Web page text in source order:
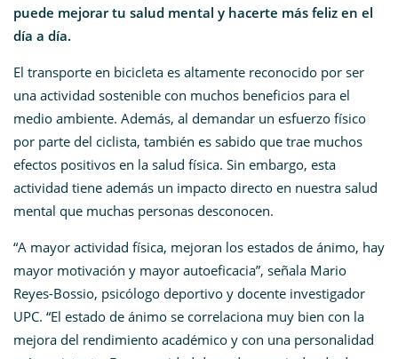
puede mejorar tu salud mental y hacerte más feliz en el
día a día.
El transporte en bicicleta es altamente reconocido por ser
una actividad sostenible con muchos beneficios para el
medio ambiente. Además, al demandar un esfuerzo físico
por parte del ciclista, también es sabido que trae muchos
efectos positivos en la salud física. Sin embargo, esta
actividad tiene además un impacto directo en nuestra salud
mental que muchas personas desconocen.
“A mayor actividad física, mejoran los estados de ánimo, hay
mayor motivación y mayor autoeficacia”, señala Mario
Reyes-Bossio, psicólogo deportivo y docente investigador
UPC. “El estado de ánimo se correlaciona muy bien con la
mejora del rendimiento académico y con una personalidad